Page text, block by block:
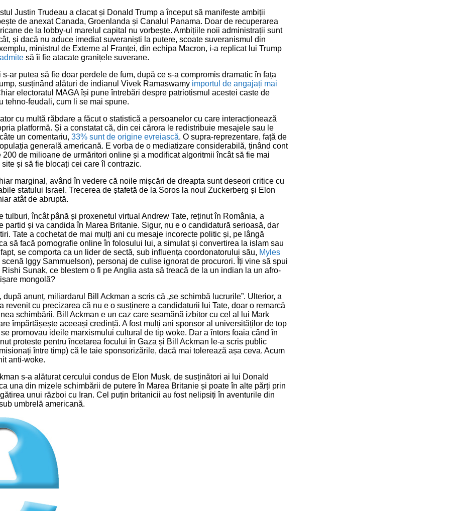
Justin Trudeau a clacat și Donald Trump a început să manifeste ambiții
de anexat Canada, Groenlanda și Canalul Panama. Doar de recuperarea
de la lobby-ul marelul capital nu vorbește. Ambițiile noii administrații sunt
și dacă nu aduce imediat suveraniști la putere, scoate suveranismul din
ministrul de Externe al Franței, din echipa Macron, i-a replicat lui Trump
să îi fie atacate granițele suverane.
ar putea să fie doar perdele de fum, după ce s-a compromis dramatic în fața
susținând alături de indianul Vivek Ramaswamy importul de angajați mai
electoratul MAGA își pune întrebări despre patriotismul acestei caste de
tehno-feudali, cum li se mai spune.
cu multă răbdare a făcut o statistică a persoanelor cu care interacționează
platformă. Și a constatat că, din cei cărora le redistribuie mesajele sau le
un comentariu, 33% sunt de origine evreiască. O supra-reprezentare, față de
generală americană. E vorba de o mediatizare considerabilă, ținând cont
200 de milioane de urmăritori online și a modificat algoritmii încât să fie mai
și să fie blocați cei care îl contrazic.
marginal, având în vedere că noile mișcări de dreapta sunt deseori critice cu
statului Israel. Trecerea de ștafetă de la Soros la noul Zuckerberg și Elon
atât de abruptă.
tulburi, încât până și proxenetul virtual Andrew Tate, reținut în România, a
partid și va candida în Marea Britanie. Sigur, nu e o candidatură serioasă, dar
Tate a cochetat de mai mulți ani cu mesaje incorecte politic și, pe lângă
să facă pornografie online în folosului lui, a simulat și convertirea la islam sau
se comporta ca un lider de sectă, sub influența coordonatorului său, Myles
scenă Iggy Sammuelson), personaj de culise ignorat de procurori. Îți vine să spui
Sunak, ce blestem o fi pe Anglia asta să treacă de la un indian la un afro-
mongolă?
după anunț, miliardarul Bill Ackman a scris că „se schimbă lucrurile”. Ulterior, a
revenit cu precizarea că nu e o susținere a candidaturii lui Tate, doar o remarcă
schimbării. Bill Ackman e un caz care seamănă izbitor cu cel al lui Mark
împărtășește aceeași credință. A fost mulți ani sponsor al universităților de top
promovau ideile marxismului cultural de tip woke. Dar a întors foaia când în
proteste pentru încetarea focului în Gaza și Bill Ackman le-a scris public
între timp) că le taie sponsorizările, dacă mai tolerează așa ceva. Acum
anti-woke.
s-a alăturat cercului condus de Elon Musk, de susținători ai lui Donald
una din mizele schimbării de putere în Marea Britanie și poate în alte părți prin
unui război cu Iran. Cel puțin britanicii au fost nelipsiți în aventurile din
umbrelă americană.